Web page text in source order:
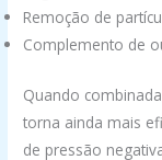
Remoção de
Complemento de
Quando
torna ainda mais
de pressão